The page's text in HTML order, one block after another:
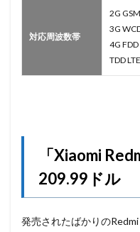
対応周波数帯
2G
3G
4G
TDD
「Xiaomi
209.99ドル
発売されたばかりの